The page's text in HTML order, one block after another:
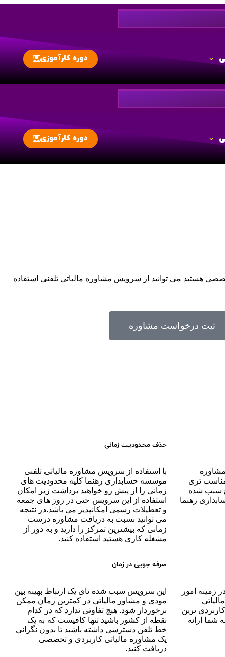
دوره کارآموزی
دوره کارآموزی
هستید می توانید از سرویس مشاوره مالیاتی تلفنی استفاده
ثبت درخواست مشاوره
مناسب تری
سبب شده
رهنما
حذف محدودیت زمانی
با استفاده از سرویس مشاوره مالیاتی تلفنی
موسسه حسابداری رهنما کلیه محدودیت های
زمانی را از پیش رو خواهید برداشت زیر امکان
استفاده از این سرویس حتی در روز های جمعه
و تعطیلات رسمی امکانپذیر می باشد.در نتیجه
می توانید نسبت به دریافت مشاوره درست
زمانی که بیشترین تمرکز را دارید و به دور از
مشغله کاری هستید استفاده کنید.
زمینه امور
ترین
شما ارائه
صرفه جویی در زمان
این سرویس سبب شده تای یک ارتباط بهینه بین
مودی و مشاور مالیاتی در کمترین زمان ممکن
برخوردار شود. هیچ تفاوتی ندارد که در کدام
نقطه از کشور باشید تنها کافیست که به یک
خط تلفن دسترسی داشته باشید تا بدون نگرانی
یک مشاوره مالیاتی کاربردی و تخصصی
دریافت کنید.